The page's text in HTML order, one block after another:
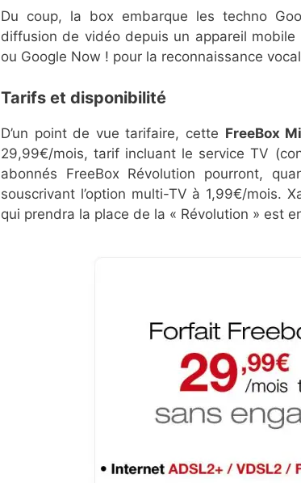
Du coup, la box embarque les techno
diffusion de vidéo depuis un appareil
ou Google Now ! pour la reconnaissance
Tarifs et disponibilité
D’un point de vue tarifaire, cette FreeBox
29,99€/mois, tarif incluant le service TV
abonnés FreeBox Révolution pourront,
souscrivant l’option multi-TV à 1,99€/mois.
qui prendra la place de la « Révolution » est